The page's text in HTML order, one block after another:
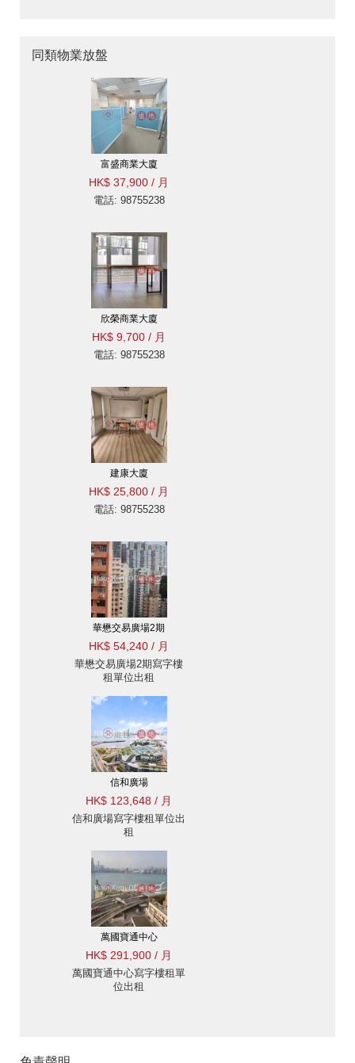
同類物業放盤
富盛商業大廈
HK$ 37,900 / 月
電話: 98755238
欣榮商業大廈
HK$ 9,700 / 月
電話: 98755238
建康大廈
HK$ 25,800 / 月
電話: 98755238
華懋交易廣場2期
HK$ 54,240 / 月
華懋交易廣場2期寫字樓
租單位出租
信和廣場
HK$ 123,648 / 月
信和廣場寫字樓租單位出
租
萬國寶通中心
HK$ 291,900 / 月
萬國寶通中心寫字樓租單
位出租